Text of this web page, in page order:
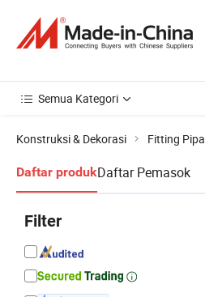
Semua Kategori
Konstruksi & Dekorasi Fitting Pipa
Daftar produkDaftar Pemasok
Filter